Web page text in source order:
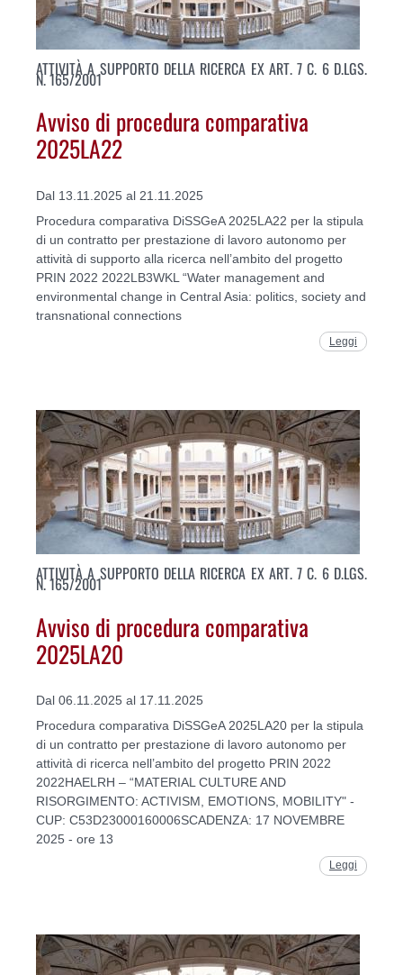
ATTIVITÀ A SUPPORTO DELLA RICERCA EX ART. 7 C. 6 D.LGS.
N. 165/2001
Avviso di procedura comparativa
2025LA22
Dal 13.11.2025 al 21.11.2025
Procedura comparativa DiSSGeA 2025LA22 per la stipula
di un contratto per prestazione di lavoro autonomo per
attività di supporto alla ricerca nell’ambito del progetto
PRIN 2022 2022LB3WKL “Water management and
environmental change in Central Asia: politics, society and
transnational connections
Leggi
ATTIVITÀ A SUPPORTO DELLA RICERCA EX ART. 7 C. 6 D.LGS.
N. 165/2001
Avviso di procedura comparativa
2025LA20
Dal 06.11.2025 al 17.11.2025
Procedura comparativa DiSSGeA 2025LA20 per la stipula
di un contratto per prestazione di lavoro autonomo per
attività di ricerca nell’ambito del progetto PRIN 2022
2022HAELRH – “MATERIAL CULTURE AND
RISORGIMENTO: ACTIVISM, EMOTIONS, MOBILITY" -
CUP: C53D23000160006SCADENZA: 17 NOVEMBRE
2025 - ore 13
Leggi